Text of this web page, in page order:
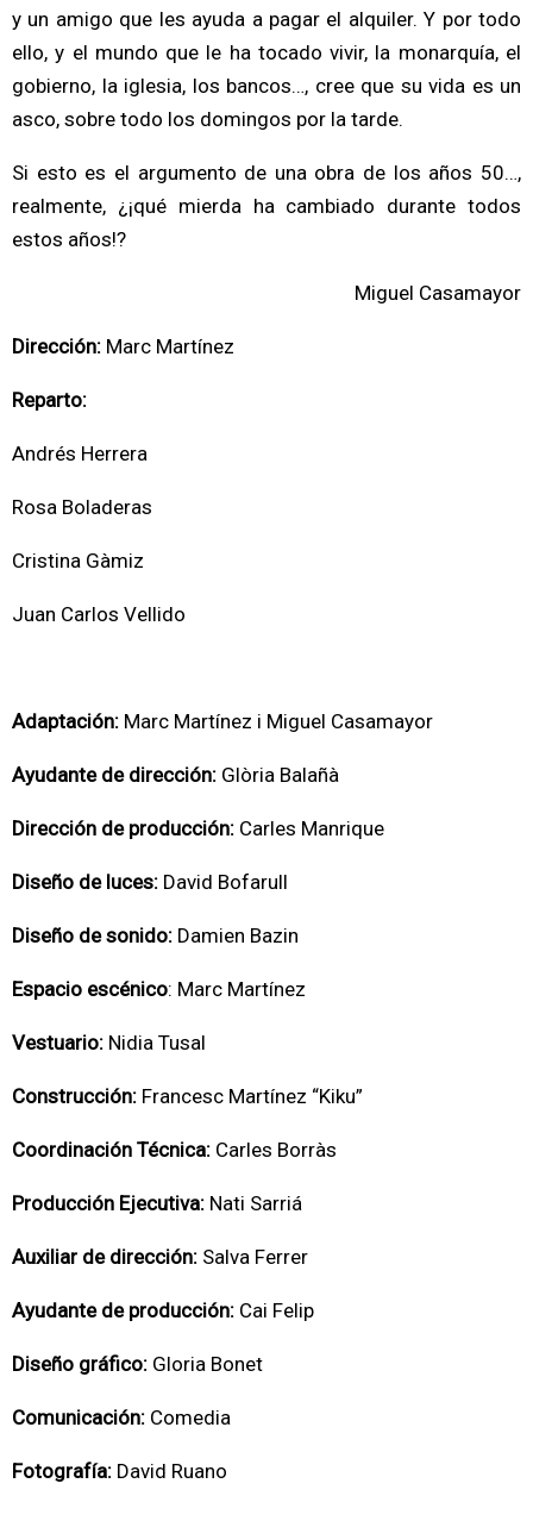
y un amigo que les ayuda a pagar el alquiler. Y por todo
ello, y el mundo que le ha tocado vivir, la monarquía, el
gobierno, la iglesia, los bancos…, cree que su vida es un
asco, sobre todo los domingos por la tarde.
Si esto es el argumento de una obra de los años 50…,
realmente, ¿¡qué mierda ha cambiado durante todos
estos años!?
Miguel Casamayor
Dirección: Marc Martínez
Reparto:
Andrés Herrera
Rosa Boladeras
Cristina Gàmiz
Juan Carlos Vellido
Adaptación: Marc Martínez i Miguel Casamayor
Ayudante de dirección: Glòria Balañà
Dirección de producción: Carles Manrique
Diseño de luces: David Bofarull
Diseño de sonido: Damien Bazin
Espacio escénico: Marc Martínez
Vestuario: Nidia Tusal
Construcción: Francesc Martínez “Kiku”
Coordinación Técnica: Carles Borràs
Producción Ejecutiva: Nati Sarriá
Auxiliar de dirección: Salva Ferrer
Ayudante de producción: Cai Felip
Diseño gráfico: Gloria Bonet
Comunicación: Comedia
Fotografía: David Ruano